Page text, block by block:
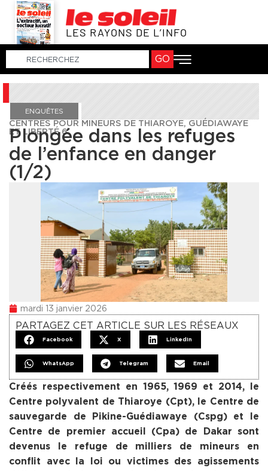
LES RAYONS DE L’INFO
GO
ENQUÊTES
CENTRES POUR MINEURS DE THIAROYE, GUÉDIAWAYE
ET LIBERTÉ 6
Plongée dans les refuges
de l’enfance en danger
(1/2)
mardi 13 janvier 2026
PARTAGEZ CET ARTICLE SUR LES RÉSEAUX
Facebook X LinkedIn
WhatsApp Telegram Email
Créés respectivement en 1965, 1969 et 2014, le
Centre polyvalent de Thiaroye (Cpt), le Centre de
sauvegarde de Pikine-Guédiawaye (Cspg) et le
Centre de premier accueil (Cpa) de Dakar sont
devenus le refuge de milliers de mineurs en
conflit avec la loi ou victimes des agissements